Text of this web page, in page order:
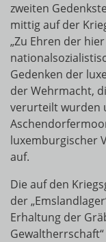
zweiten
mittig auf der
„Zu Ehren der
Gedenken der
der Wehrmacht,
verurteilt wurden
luxemburgischer
auf.
Die auf den
der
Erhaltung der